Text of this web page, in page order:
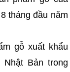
tháng đầu năm
gỗ xuất khẩu
Bản trong